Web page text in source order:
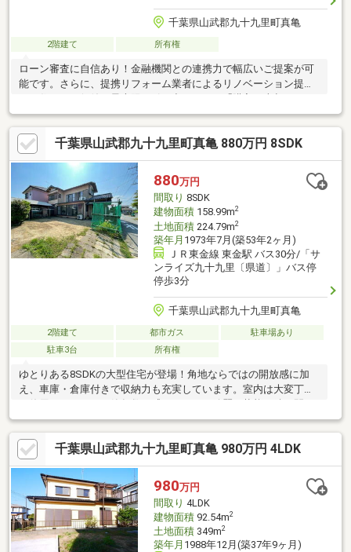
千葉県山武郡九十九里町真亀
2階建て 所有権
ローン審査に自信あり！金融機関との連携力で幅広いご提案が可
能です。さらに、提携リフォーム業者によるリノベーション提案
ォーム」すべて当社にお任せください。
千葉県山武郡九十九里町真亀 880万円 8SDK
880万円
間取り 8SDK
建物面積158.99m2
土地面積224.79m2
築年月 1973年7月(築53年2ヶ月)
ＪＲ東金線 東金駅 バス30分/「サ
ンライズ九十九里〔県道〕」バス停
停歩3分
千葉県山武郡九十九里町真亀
2階建て 都市ガス
駐車場あり
駐車3台
所有権
ゆとりある8SDKの大型住宅が登場！角地ならではの開放感に加
え、車庫・倉庫付きで収納力も充実しています。室内は大変丁寧
和室や広々とした居室は、ご家族での暮らしはもちろん、二世帯
住宅や別荘利用にもおすすめです。九十九里有料道路「九十九里
IC」やオーシャンビューリゾート「サンライズ九十九里」が近
く、海を身近に感じられるロケーション。白里海水浴場へも車約3
分と、休日のレジャーも気軽に楽しめます。駐車3台以上可能・車
庫・倉庫付き・角地・8SDKのゆとりある住まいをぜひ現地でご体
感ください。
千葉県山武郡九十九里町真亀 980万円 4LDK
980万円
間取り 4LDK
建物面積92.54m2
土地面積349m2
築年月 1988年12月(築37年9ヶ月)